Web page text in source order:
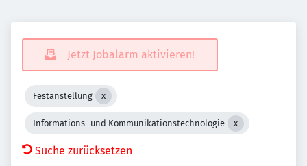
Jetzt Jobalarm aktivieren!
Festanstellung
Informations- und Kommunikationstechnologie
Suche zurücksetzen